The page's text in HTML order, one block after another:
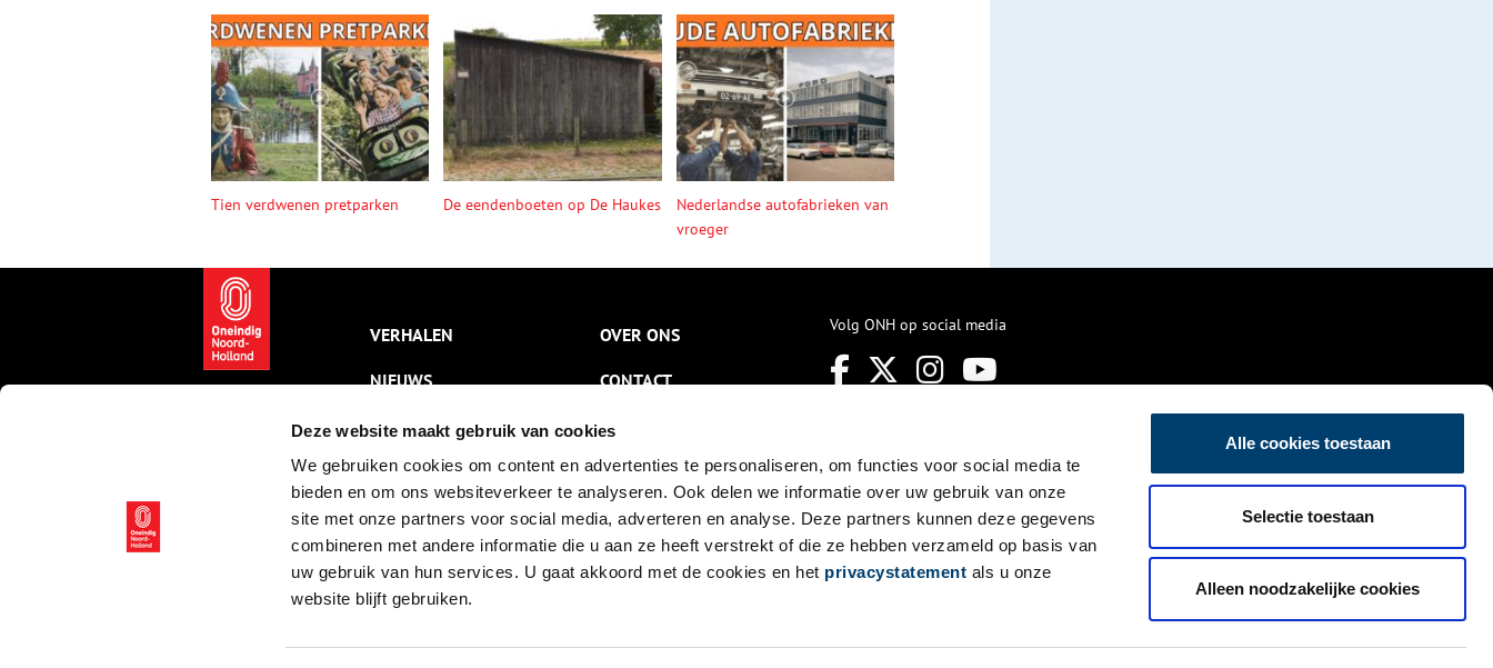
Deze website maakt gebruik van cookies
We gebruiken cookies om content en advertenties te personaliseren, om functies voor social media te
bieden en om ons websiteverkeer te analyseren. Ook delen we informatie over uw gebruik van onze
site met onze partners voor social media, adverteren en analyse. Deze partners kunnen deze gegevens
combineren met andere informatie die u aan ze heeft verstrekt of die ze hebben verzameld op basis van
uw gebruik van hun services. U gaat akkoord met de cookies en het privacystatement als u onze
website blijft gebruiken.
Alle cookies toestaan
Selectie toestaan
Alleen noodzakelijke cookies
Tien verdwenen pretparken De eendenboeten op De Haukes
Nederlandse autofabrieken van
vroeger
VERHALEN
NIEUWS
KALENDER
THEMA’S
ACTIVITEITEN
VIDEO’S
OVER ONS
CONTACT
NIEUWSBRIEF
DISCLAIMER
PRIVACY
TOEGANKELIJKHEID
Volg ONH op social media